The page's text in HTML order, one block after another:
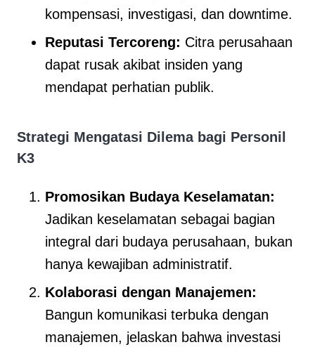
kompensasi, investigasi, dan downtime.
Reputasi Tercoreng: Citra perusahaan
dapat rusak akibat insiden yang
mendapat perhatian publik.
Strategi Mengatasi Dilema bagi Personil
K3
Promosikan Budaya Keselamatan:
Jadikan keselamatan sebagai bagian
integral dari budaya perusahaan, bukan
hanya kewajiban administratif.
Kolaborasi dengan Manajemen:
Bangun komunikasi terbuka dengan
manajemen, jelaskan bahwa investasi